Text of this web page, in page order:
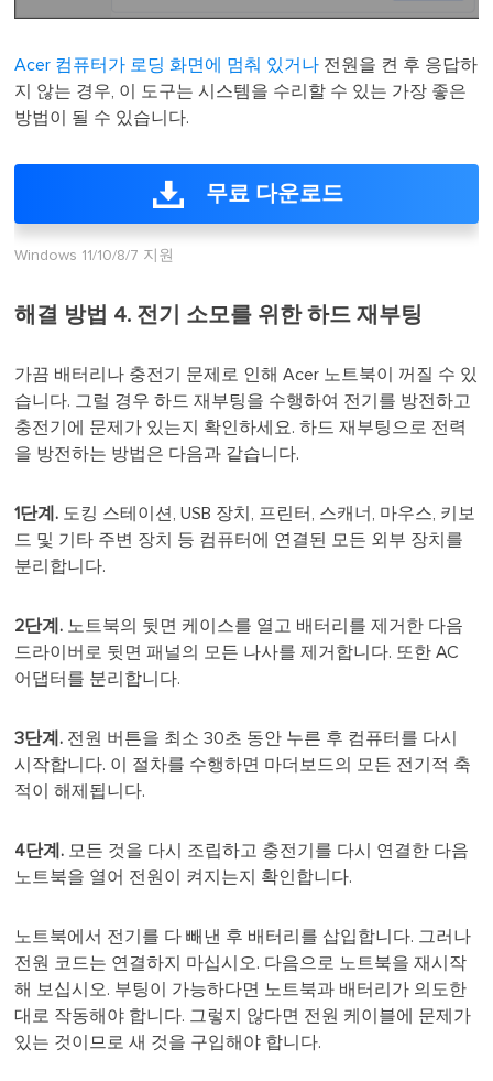
Acer 컴퓨터가 로딩 화면에 멈춰 있거나 전원을 켠 후 응답하
지 않는 경우, 이 도구는 시스템을 수리할 수 있는 가장 좋은
방법이 될 수 있습니다.
무료 다운로드
Windows 11/10/8/7 지원
해결 방법 4. 전기 소모를 위한 하드 재부팅
가끔 배터리나 충전기 문제로 인해 Acer 노트북이 꺼질 수 있
습니다. 그럴 경우 하드 재부팅을 수행하여 전기를 방전하고
충전기에 문제가 있는지 확인하세요. 하드 재부팅으로 전력
을 방전하는 방법은 다음과 같습니다.
1단계. 도킹 스테이션, USB 장치, 프린터, 스캐너, 마우스, 키보
드 및 기타 주변 장치 등 컴퓨터에 연결된 모든 외부 장치를
분리합니다.
2단계. 노트북의 뒷면 케이스를 열고 배터리를 제거한 다음
드라이버로 뒷면 패널의 모든 나사를 제거합니다. 또한 AC
어댑터를 분리합니다.
3단계. 전원 버튼을 최소 30초 동안 누른 후 컴퓨터를 다시
시작합니다. 이 절차를 수행하면 마더보드의 모든 전기적 축
적이 해제됩니다.
4단계. 모든 것을 다시 조립하고 충전기를 다시 연결한 다음
노트북을 열어 전원이 켜지는지 확인합니다.
노트북에서 전기를 다 빼낸 후 배터리를 삽입합니다. 그러나
전원 코드는 연결하지 마십시오. 다음으로 노트북을 재시작
해 보십시오. 부팅이 가능하다면 노트북과 배터리가 의도한
대로 작동해야 합니다. 그렇지 않다면 전원 케이블에 문제가
있는 것이므로 새 것을 구입해야 합니다.